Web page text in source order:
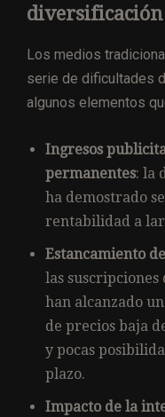
diversificación
Los medios
serie de dificultades
algunos elementos
Ingresos
permanentes: la
ha demostrado
rentabilidad a
Estancamiento
las
han alcanzado
de precios baja
y pocas
plazo.
Impacto de la